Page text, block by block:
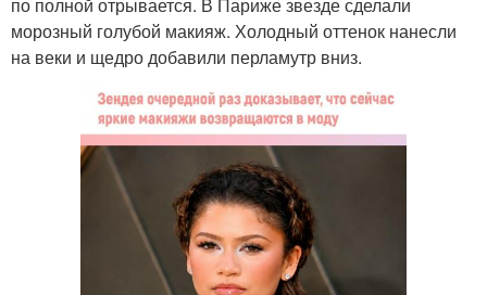
морозный голубой макияж. Холодный оттенок нанесли
на веки и щедро добавили перламутр вниз.